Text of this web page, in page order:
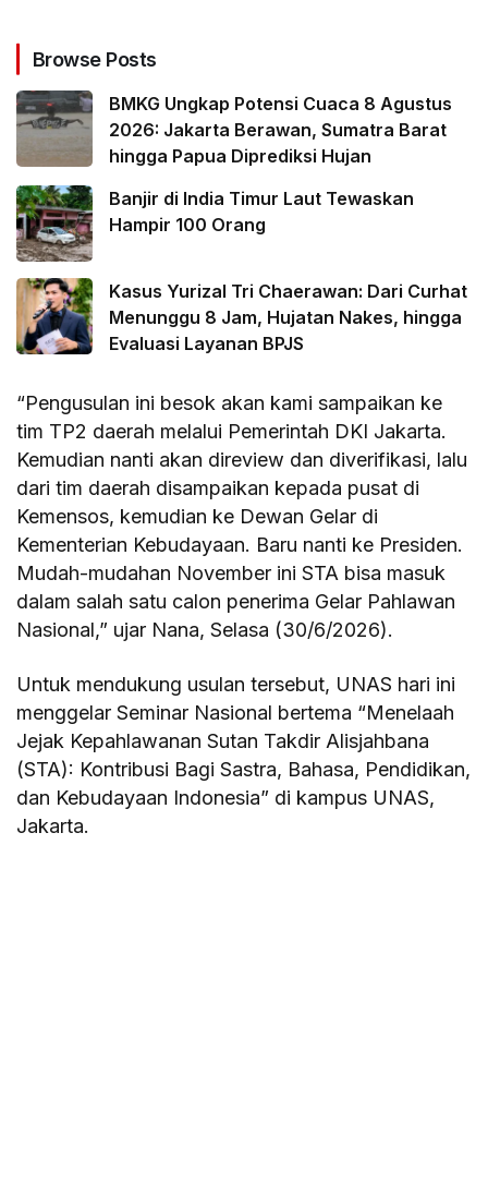
Browse Posts
BMKG Ungkap Potensi Cuaca 8 Agustus
2026: Jakarta Berawan, Sumatra Barat
hingga Papua Diprediksi Hujan
Banjir di India Timur Laut Tewaskan
Hampir 100 Orang
Kasus Yurizal Tri Chaerawan: Dari Curhat
Menunggu 8 Jam, Hujatan Nakes, hingga
Evaluasi Layanan BPJS
“Pengusulan ini besok akan kami sampaikan ke
tim TP2 daerah melalui Pemerintah DKI Jakarta.
Kemudian nanti akan direview dan diverifikasi, lalu
dari tim daerah disampaikan kepada pusat di
Kemensos, kemudian ke Dewan Gelar di
Kementerian Kebudayaan. Baru nanti ke Presiden.
Mudah-mudahan November ini STA bisa masuk
dalam salah satu calon penerima Gelar Pahlawan
Nasional,” ujar Nana, Selasa (30/6/2026).
Untuk mendukung usulan tersebut, UNAS hari ini
menggelar Seminar Nasional bertema “Menelaah
Jejak Kepahlawanan Sutan Takdir Alisjahbana
(STA): Kontribusi Bagi Sastra, Bahasa, Pendidikan,
dan Kebudayaan Indonesia” di kampus UNAS,
Jakarta.